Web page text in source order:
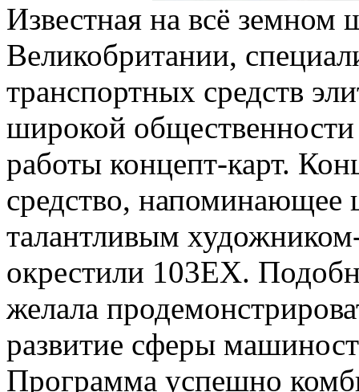
Известная на всё земном
Великобритании,
транспортных средств
широкой
работы концепт-карт.
средство, напоминающее
талантливым
окрестили 103EX.
желала
развитие сферы
Программа успешно